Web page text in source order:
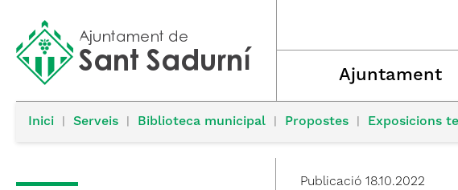
Ajuntament
Inici Serveis Biblioteca municipal Propostes Exposicions
Publicació 18.10.2022